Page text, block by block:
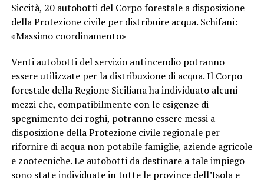
Siccità, 20 autobotti del Corpo forestale a disposizione
della Protezione civile per distribuire acqua. Schifani:
«Massimo coordinamento»
Venti autobotti del servizio antincendio potranno
essere utilizzate per la distribuzione di acqua. Il Corpo
forestale della Regione Siciliana ha individuato alcuni
mezzi che, compatibilmente con le esigenze di
spegnimento dei roghi, potranno essere messi a
disposizione della Protezione civile regionale per
rifornire di acqua non potabile famiglie, aziende agricole
e zootecniche. Le autobotti da destinare a tale impiego
sono state individuate in tutte le province dell’Isola e